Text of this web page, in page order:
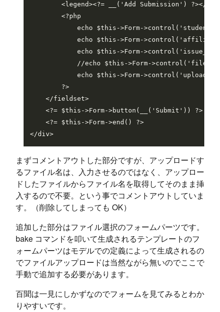
<legend><?= __('Add Submission') ?></
        <?php
echo $this->Form-
echo $this->Form-
echo $this->Form-
//echo $this->Form-
echo $this->Form-
        ?>
    </fieldset>
    <?= $this->Form->button(__('Submit')) ?>
    <?= $this->Form->end() ?>
まずコメントアウトした部分ですが、アップロードす
るファイル名は、入力させるのではなく、アップロー
ドしたファイルからファイル名を取得してそのまま挿
入するので不要。という事でコメントアウトしていま
す。（削除してしまっても OK）
追加した部分はファイル選択のフォームパーツです。
bake コマンドを叩いて生成されるテンプレートのフ
ォームパーツはモデルでの定義によって生成されるの
でファイルアップロードは当然ながら無いのでここで
手動で追加する必要があります。
百聞は一見にしかずなのでフォームを見てみるとわか
りやすいです。